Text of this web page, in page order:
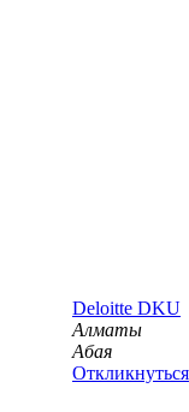
Deloitte DKU
Алматы
Абая
Откликнуться